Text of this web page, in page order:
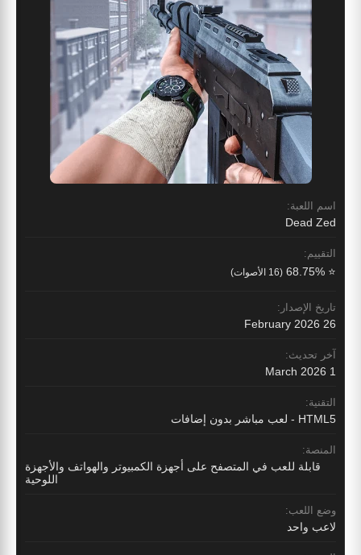
اسم اللعبة:
Dead Zed
التقييم:
⭐ 68.75% (16 الأصوات)
تاريخ الإصدار:
26 February 2026
آخر تحديث:
1 March 2026
التقنية:
HTML5 - لعب مباشر بدون إضافات
المنصة:
قابلة للعب في المتصفح على أجهزة الكمبيوتر والهواتف والأجهزة
اللوحية
وضع اللعب:
لاعب واحد